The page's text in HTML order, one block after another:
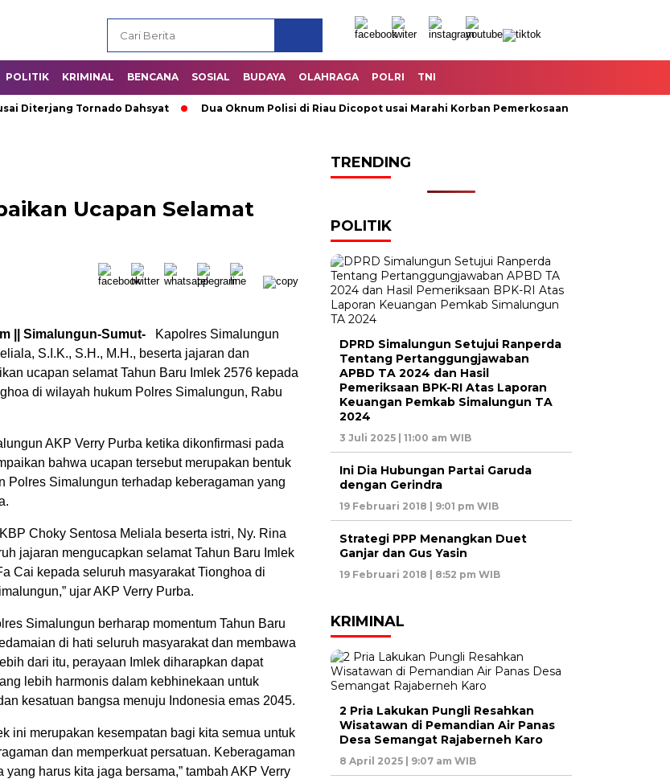
POLITIK KRIMINAL BENCANA SOSIAL BUDAYA OLAHRAGA POLRI TNI
Tornado Dahsyat Dua Oknum Polisi di Riau Dicopot usai Marahi Korban Pemerkosaan
Ucapan Selamat
|| Simalungun-Sumut-
Kapolres Simalungun
S.I.K., S.H., M.H., beserta jajaran dan
ucapan selamat Tahun Baru Imlek 2576 kepada
di wilayah hukum Polres Simalungun, Rabu
AKP Verry Purba ketika dikonfirmasi pada
bahwa ucapan tersebut merupakan bentuk
Polres Simalungun terhadap keberagaman yang
Choky Sentosa Meliala beserta istri, Ny. Rina
jajaran mengucapkan selamat Tahun Baru Imlek
Cai kepada seluruh masyarakat Tionghoa di
ujar AKP Verry Purba.
Simalungun berharap momentum Tahun Baru
di hati seluruh masyarakat dan membawa
dari itu, perayaan Imlek diharapkan dapat
lebih harmonis dalam kebhinekaan untuk
kesatuan bangsa menuju Indonesia emas 2045.
ini merupakan kesempatan bagi kita semua untuk
dan memperkuat persatuan. Keberagaman
harus kita jaga bersama,” tambah AKP Verry
TRENDING
POLITIK
DPRD Simalungun Setujui Ranperda
Tentang Pertanggungjawaban
APBD TA 2024 dan Hasil
Pemeriksaan BPK-RI Atas Laporan
Keuangan Pemkab Simalungun TA
2024
3 Juli 2025 | 11:00 am WIB
Ini Dia Hubungan Partai Garuda
dengan Gerindra
19 Februari 2018 | 9:01 pm WIB
Strategi PPP Menangkan Duet
Ganjar dan Gus Yasin
19 Februari 2018 | 8:52 pm WIB
KRIMINAL
2 Pria Lakukan Pungli Resahkan
Wisatawan di Pemandian Air Panas
Desa Semangat Rajaberneh Karo
8 April 2025 | 9:07 am WIB